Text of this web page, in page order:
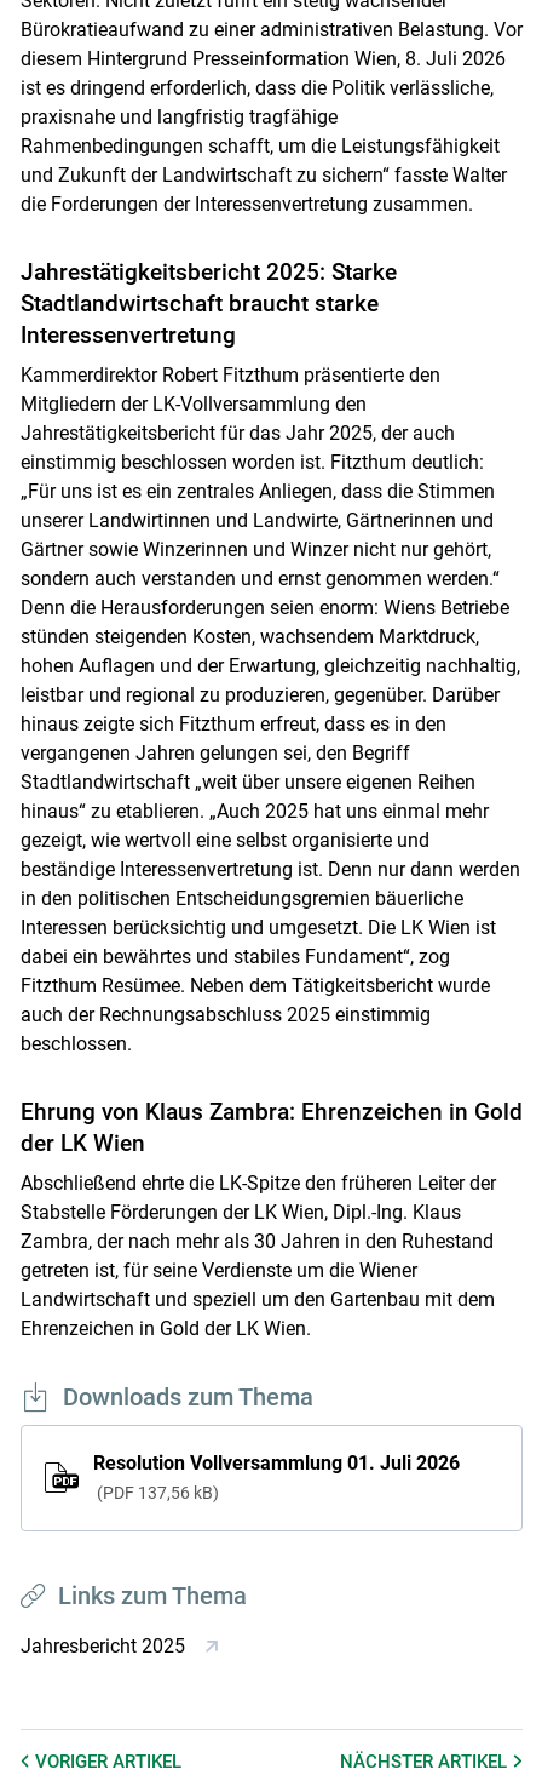
Bürokratieaufwand zu einer administrativen Belastung. Vor
diesem Hintergrund Presseinformation Wien, 8. Juli 2026
ist es dringend erforderlich, dass die Politik verlässliche,
praxisnahe und langfristig tragfähige
Rahmenbedingungen schafft, um die Leistungsfähigkeit
und Zukunft der Landwirtschaft zu sichern“ fasste Walter
die Forderungen der Interessenvertretung zusammen.
Jahrestätigkeitsbericht 2025: Starke
Stadtlandwirtschaft braucht starke
Interessenvertretung
Kammerdirektor Robert Fitzthum präsentierte den
Mitgliedern der LK-Vollversammlung den
Jahrestätigkeitsbericht für das Jahr 2025, der auch
einstimmig beschlossen worden ist. Fitzthum deutlich:
„Für uns ist es ein zentrales Anliegen, dass die Stimmen
unserer Landwirtinnen und Landwirte, Gärtnerinnen und
Gärtner sowie Winzerinnen und Winzer nicht nur gehört,
sondern auch verstanden und ernst genommen werden.“
Denn die Herausforderungen seien enorm: Wiens Betriebe
stünden steigenden Kosten, wachsendem Marktdruck,
hohen Auflagen und der Erwartung, gleichzeitig nachhaltig,
leistbar und regional zu produzieren, gegenüber. Darüber
hinaus zeigte sich Fitzthum erfreut, dass es in den
vergangenen Jahren gelungen sei, den Begriff
Stadtlandwirtschaft „weit über unsere eigenen Reihen
hinaus“ zu etablieren. „Auch 2025 hat uns einmal mehr
gezeigt, wie wertvoll eine selbst organisierte und
beständige Interessenvertretung ist. Denn nur dann werden
in den politischen Entscheidungsgremien bäuerliche
Interessen berücksichtig und umgesetzt. Die LK Wien ist
dabei ein bewährtes und stabiles Fundament“, zog
Fitzthum Resümee. Neben dem Tätigkeitsbericht wurde
auch der Rechnungsabschluss 2025 einstimmig
beschlossen.
Ehrung von Klaus Zambra: Ehrenzeichen in Gold
der LK Wien
Abschließend ehrte die LK-Spitze den früheren Leiter der
Stabstelle Förderungen der LK Wien, Dipl.-Ing. Klaus
Zambra, der nach mehr als 30 Jahren in den Ruhestand
getreten ist, für seine Verdienste um die Wiener
Landwirtschaft und speziell um den Gartenbau mit dem
Ehrenzeichen in Gold der LK Wien.
Downloads zum Thema
Resolution Vollversammlung 01. Juli 2026
PDF 137,56 kB
Links zum Thema
Jahresbericht 2025
VORIGER ARTIKEL NÄCHSTERARTIKEL